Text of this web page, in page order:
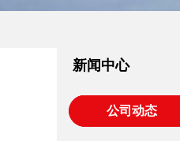
新闻中心
公司动态